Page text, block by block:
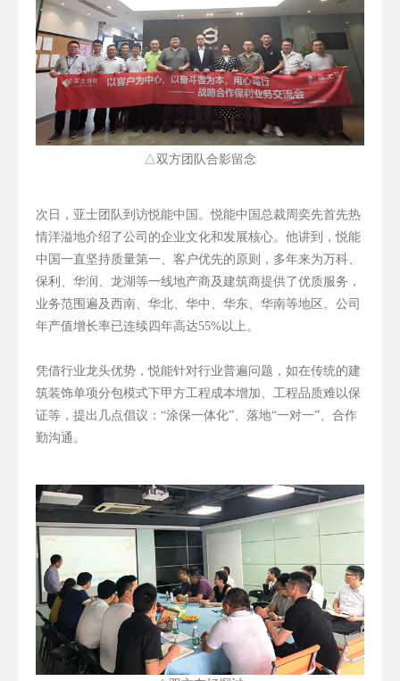
△双方团队合影留念
次日，亚士团队到访悦能中国。悦能中国总裁周奕先首先热
情洋溢地介绍了公司的企业文化和发展核心。他讲到，悦能
中国一直坚持质量第一、客户优先的原则，多年来为万科、
保利、华润、龙湖等一线地产商及建筑商提供了优质服务，
业务范围遍及西南、华北、华中、华东、华南等地区。公司
年产值增长率已连续四年高达55%以上。
凭借行业龙头优势，悦能针对行业普遍问题，如在传统的建
筑装饰单项分包模式下甲方工程成本增加、工程品质难以保
证等，提出几点倡议：“涂保一体化”、落地“一对一”、合作
勤沟通。